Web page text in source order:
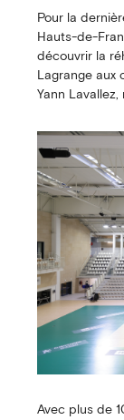
Pour la
Hauts-de-
découvrir la
Lagrange aux
Yann
Avec plus de